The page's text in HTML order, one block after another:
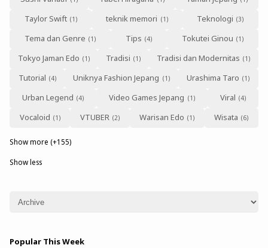
Taylor Swift
teknik memori
Teknologi
Tema dan Genre
Tips
Tokutei Ginou
Tokyo Jaman Edo
Tradisi
Tradisi dan Modernitas
Tutorial
Uniknya Fashion Jepang
Urashima Taro
Urban Legend
Video Games Jepang
Viral
Vocaloid
VTUBER Warisan Edo Wisata
Show more (+155)
Show less
Popular This Week